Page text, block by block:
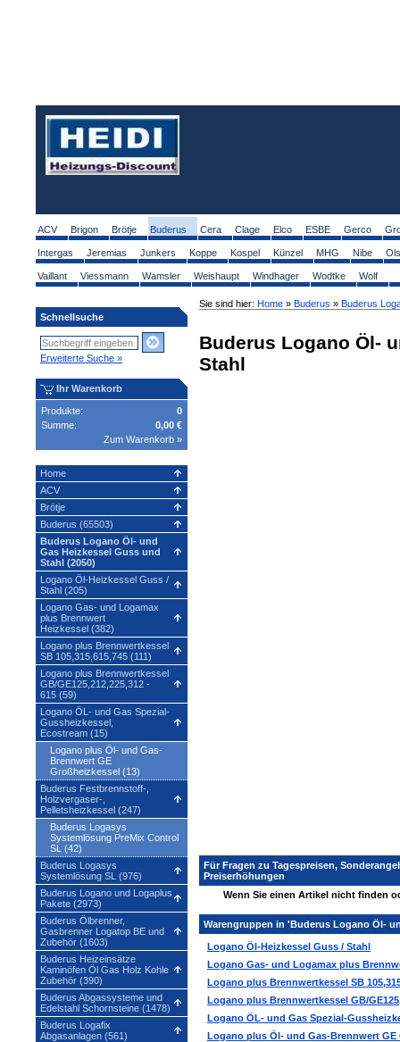
ACV Brigon Brötje Buderus Cera Clage Elco ESBE Gerco
Intergas Jeremias Junkers Koppe Kospel Künzel MHG Nibe
Vaillant Viessmann Wamsler Weishaupt Windhager Wodtke Wolf
Schnellsuche
Erweiterte Suche »
Ihr Warenkorb
Produkte:
0
Summe:
0,00 €
Zum Warenkorb »
Home
ACV
Brötje
Buderus (65503)
Buderus Logano Öl- und
Gas Heizkessel Guss und
Stahl (2050)
Logano Öl-Heizkessel Guss /
Stahl (205)
Logano Gas- und Logamax
plus Brennwert
Heizkessel (382)
Logano plus Brennwertkessel
SB 105,315,615,745 (111)
Logano plus Brennwertkessel
GB/GE125,212,225,312 -
615 (59)
Logano ÖL- und Gas Spezial-
Gussheizkessel,
Ecostream (15)
Logano plus Öl- und Gas-
Brennwert GE
Großheizkessel (13)
Buderus Festbrennstoff-,
Holzvergaser-,
Pelletsheizkessel (247)
Buderus Logasys
Systemlösung PreMix Control
SL (42)
Buderus Logasys
Systemlösung SL (976)
Buderus Logano und Logaplus
Pakete (2973)
Buderus Ölbrenner,
Gasbrenner Logatop BE und
Zubehör (1603)
Buderus Heizeinsätze
Kaminöfen Öl Gas Holz Kohle
Zubehör (390)
Buderus Abgassysteme und
Edelstahl Schornsteine (1478)
Buderus Logafix
Abgasanlagen (561)
Sie sind hier: Home » Buderus » Buderus
Buderus Logano Öl-
Stahl
Für Fragen zu Tagespreisen,
Preiserhöhungen
Wenn Sie einen Artikel nicht finden
Warengruppen in 'Buderus Logano Öl-
Logano Öl-Heizkessel Guss / Stahl
Logano Gas- und Logamax plus
Logano plus Brennwertkessel SB
Logano plus Brennwertkessel GB/
Logano ÖL- und Gas Spezial-
Logano plus Öl- und Gas-Brennwert GE